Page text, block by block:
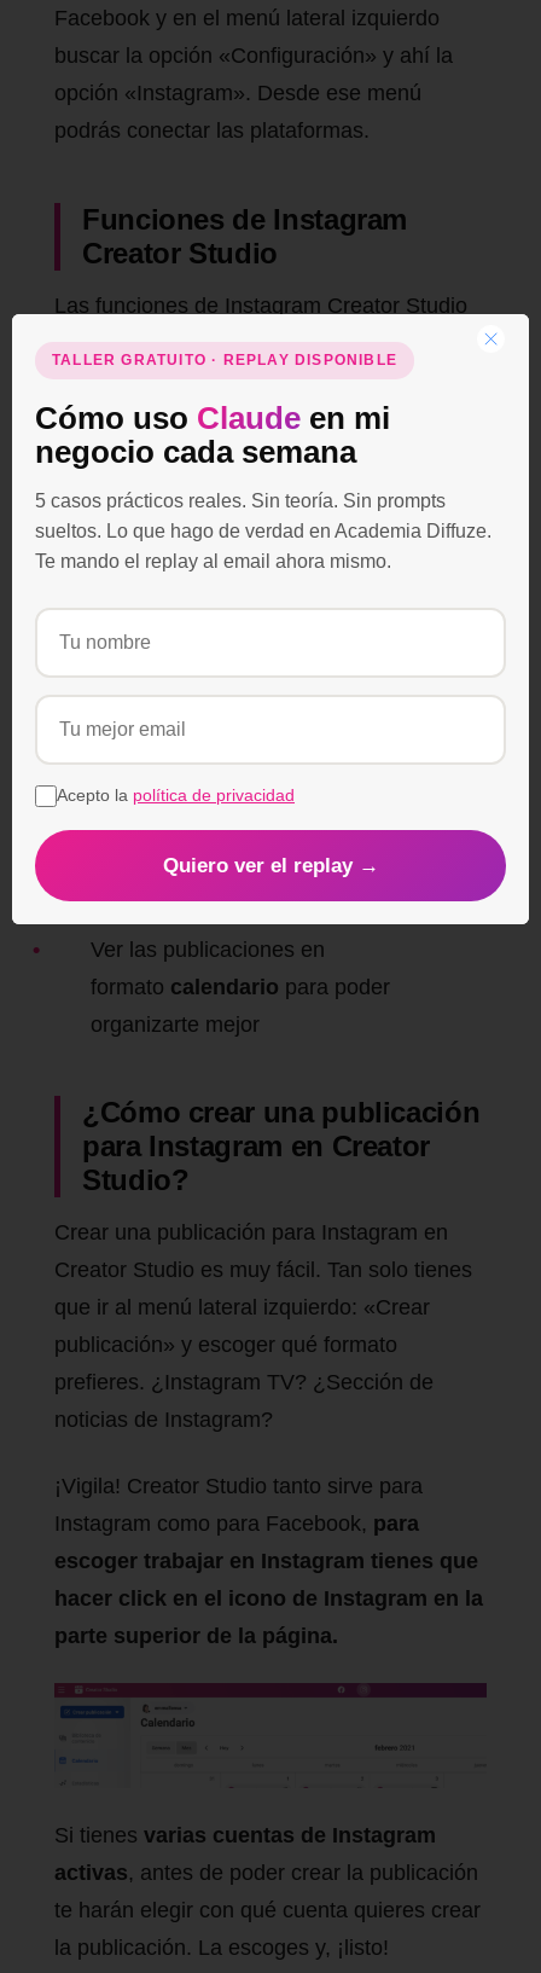
Facebook y en el menú lateral izquierdo
buscar la opción «Configuración» y ahí la
opción «Instagram». Desde ese menú
podrás conectar las plataformas.
Funciones de Instagram
Creator Studio
Las funciones de Instagram Creator Studio
van más allá de «crear y programar
publicaciones». Podemos hacer también
este tipo de cosas:
Instagram
Visualizarqué audienciatienes en tu
cuenta de Instagram
publicadas en Instagram
Programar publicaciones en Instagram
Crear borradores para editar a posteriori
Ver las publicaciones en
formato calendario para poder
organizarte mejor
¿Cómo crear una publicación
para Instagram en Creator
Studio?
Crear una publicación para Instagram en
Creator Studio es muy fácil. Tan solo tienes
que ir al menú lateral izquierdo: «Crear
publicación» y escoger qué formato
prefieres. ¿Instagram TV? ¿Sección de
noticias de Instagram?
¡Vigila! Creator Studio tanto sirve para
Instagram como para Facebook, para
escoger trabajar en Instagram tienes que
hacer click en el icono de Instagram en la
parte superior de la página.
Si tienes varias cuentas de Instagram
activas, antes de poder crear la publicación
te harán elegir con qué cuenta quieres crear
la publicación. La escoges y, ¡listo!
TALLER GRATUITO · REPLAY DISPONIBLE
Cómo uso Claude en mi
negocio cada semana
5 casos prácticos reales. Sin teoría. Sin prompts
sueltos. Lo que hago de verdad en Academia Diffuze.
Te mando el replay al email ahora mismo.
Acepto la política de privacidad
Quiero ver el replay →